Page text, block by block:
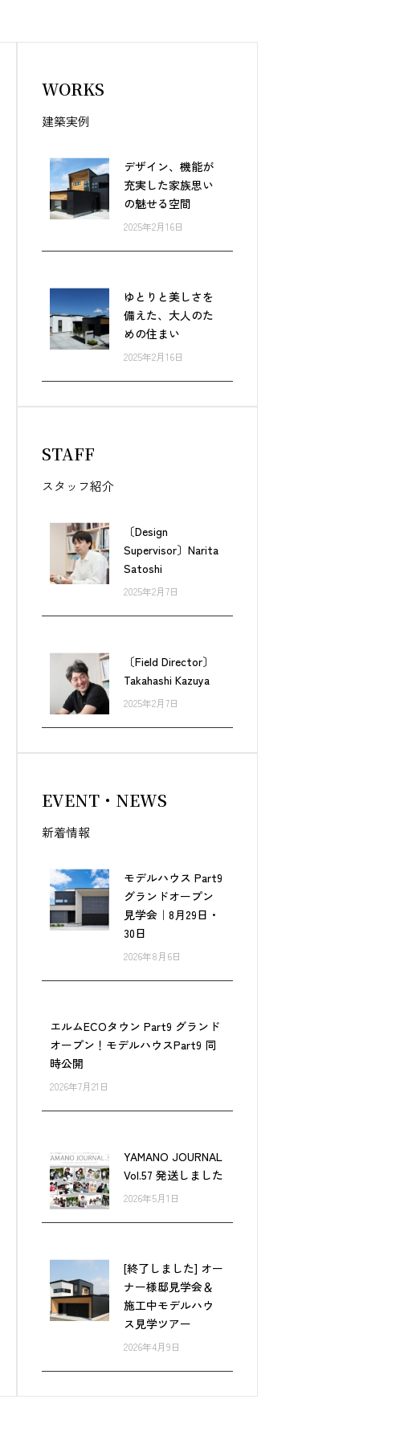
WORKS
建築実例
デザイン、機能が
充実した家族思い
の魅せる空間
2025年2月16日
ゆとりと美しさを
備えた、大人のた
めの住まい
2025年2月16日
STAFF
スタッフ紹介
〔Design
Supervisor〕Narita
Satoshi
2025年2月7日
〔Field Director〕
Takahashi Kazuya
2025年2月7日
EVENT・NEWS
新着情報
モデルハウス Part9
グランドオープン
見学会｜8月29日・
30日
2026年8月6日
エルムECOタウン Part9 グランド
オープン！モデルハウスPart9 同
時公開
2026年7月21日
YAMANO JOURNAL
Vol.57 発送しました
2026年5月1日
[終了しました] オー
ナー様邸見学会＆
施工中モデルハウ
ス見学ツアー
2026年4月9日